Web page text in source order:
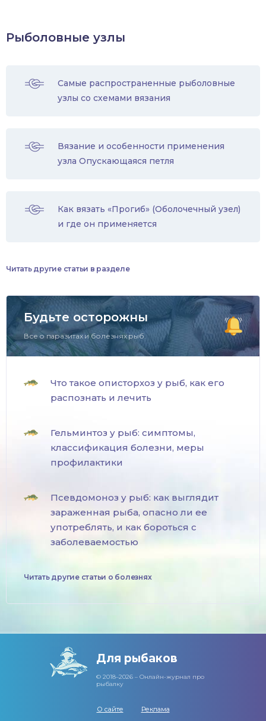
Рыболовные узлы
Самые распространенные рыболовные
узлы со схемами вязания
Вязание и особенности применения
узла Опускающаяся петля
Как вязать «Прогиб» (Оболочечный узел)
и где он применяется
Читать другие статьи в разделе
Будьте осторожны
Все о паразитах и болезнях рыб.
Что такое описторхоз у рыб, как его
распознать и лечить
Гельминтоз у рыб: симптомы,
классификация болезни, меры
профилактики
Псевдомоноз у рыб: как выглядит
зараженная рыба, опасно ли ее
употреблять, и как бороться с
заболеваемостью
Читать другие статьи о болезнях
Для рыбаков
© 2018–2026 – Онлайн-журнал про
рыбалку
О сайте Реклама